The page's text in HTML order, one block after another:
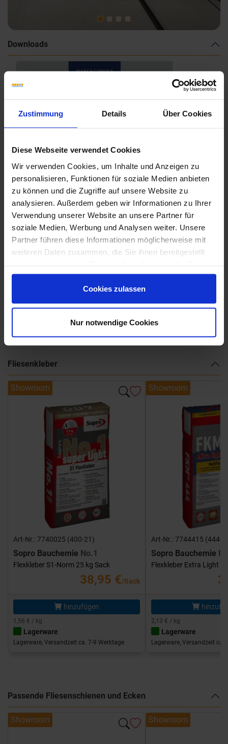
Zustimmung Details Über Cookies
Diese Webseite verwendet Cookies
Wir verwenden Cookies, um Inhalte und Anzeigen zu
personalisieren, Funktionen für soziale Medien anbieten
zu können und die Zugriffe auf unsere Website zu
analysieren. Außerdem geben wir Informationen zu Ihrer
Verwendung unserer Website an unsere Partner für
soziale Medien, Werbung und Analysen weiter. Unsere
Partner führen diese Informationen möglicherweise mit
weiteren Daten zusammen, die Sie ihnen bereitgestellt
gesammelt haben.
Cookies zulassen
Nur notwendige Cookies
Downloads
Marca-Corona-Stonecloud.pdf
Weitere Serien von Marca Corona
Fliesenkleber
Showroom
Art-Nr.: 7740025 (400-21)
Sopro Bauchemie No.1
Flexkleber S1-Norm 25 kg Sack
38,95 €/Sack
hinzufügen
1,56 € / kg
Lagerware
Lagerware, Versandzeit ca. 7-9 Werktage
Showroom
Art-Nr.: 7744415 (444-
Sopro Bauchemie
Flexkleber Extra Light
2,13 € / kg
Lagerware
Lagerware, Versandzeit ca.
Passende Fliesenschienen und Ecken
Showroom Showroom